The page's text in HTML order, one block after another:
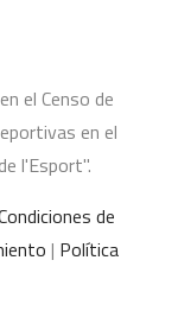
el Censo de
en el
l'Esport".
de
| Política